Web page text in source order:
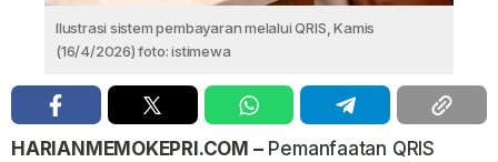
Ilustrasi sistem pembayaran melalui QRIS, Kamis
(16/4/2026) foto: istimewa
HARIANMEMOKEPRI.COM –Pemanfaatan QRIS